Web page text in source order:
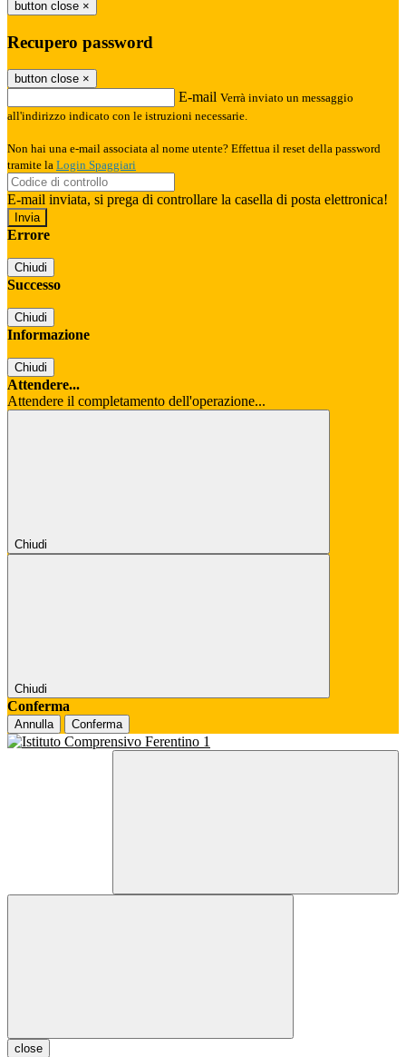
button close ×
Recupero password
button close ×
E-mail Verrà inviato un messaggio
all'indirizzo indicato con le istruzioni necessarie.
Non hai una e-mail associata al nome utente? Effettua il reset della password
tramite la Login Spaggiari
E-mail inviata, si prega di controllare la casella di posta elettronica!
Errore
Chiudi
Successo
Chiudi
Informazione
Chiudi
Attendere...
Attendere il completamento dell'operazione...
Chiudi
Chiudi
Conferma
Annulla Conferma
close